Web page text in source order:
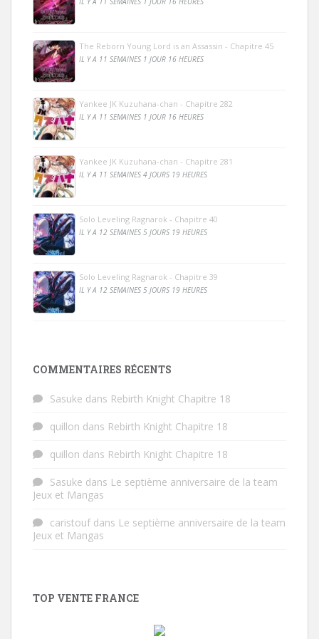
The Reborn Young Lord is an Assassin - Chapitre 45
IL Y A 11 SEMAINES 1 JOUR 16 HEURES
Yankee JK Kuzuhana-chan - Chapitre 282
IL Y A 11 SEMAINES 1 JOUR 16 HEURES
Yankee JK Kuzuhana-chan - Chapitre 281
IL Y A 11 SEMAINES 4 JOURS 19 HEURES
Solo Leveling Ragnarok - Chapitre 40
IL Y A 12 SEMAINES 5 JOURS 19 HEURES
Solo Leveling Ragnarok - Chapitre 39
IL Y A 12 SEMAINES 5 JOURS 19 HEURES
COMMENTAIRES RÉCENTS
Sasuke dans Rebirth Knight Chapitre 18
quillon dans Rebirth Knight Chapitre 18
quillon dans Rebirth Knight Chapitre 18
Sasuke dans Le septième anniversaire de la team
Jeux et Mangas
caristoufdans Le septième anniversaire de la team
Jeux et Mangas
TOP VENTE FRANCE